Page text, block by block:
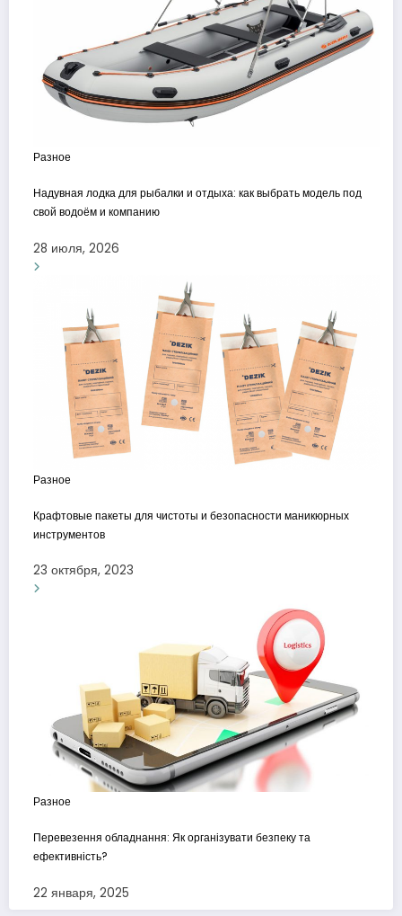
Разное
Надувная лодка для рыбалки и отдыха: как выбрать модель под
свой водоём и компанию
28 июля, 2026
Разное
Крафтовые пакеты для чистоты и безопасности маникюрных
инструментов
23 октября, 2023
Разное
Перевезення обладнання: Як організувати безпеку та
ефективність?
22 января, 2025